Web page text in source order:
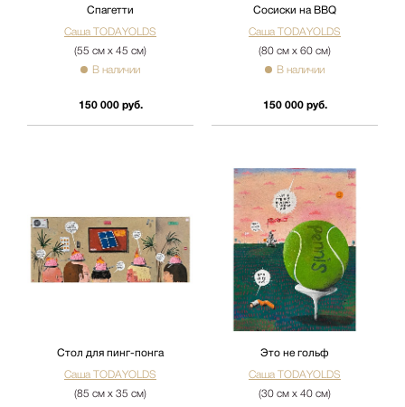
Спагетти
Саша TODAYOLDS
(55 см х 45 см)
В наличии
150 000 руб.
Сосиски на BBQ
Саша TODAYOLDS
(80 см х 60 см)
В наличии
150 000 руб.
Стол для пинг-понга
Саша TODAYOLDS
(85 см х 35 см)
Это не гольф
Саша TODAYOLDS
(30 см х 40 см)